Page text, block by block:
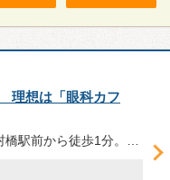
理想は「眼科カフ